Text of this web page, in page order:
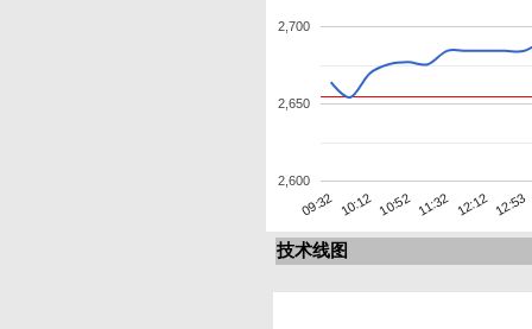
09:32 10:12 10:52 11:32 12:12 12:53
2,600
2,650
2,700
技术线图